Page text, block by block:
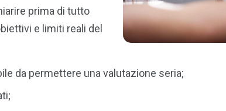
prima di tutto
e limiti reali del
da permettere una valutazione seria;